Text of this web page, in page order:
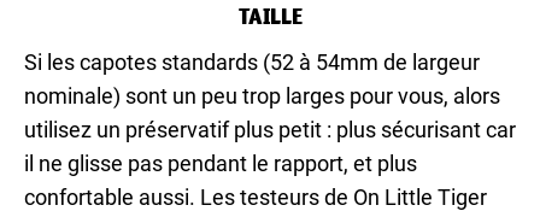
TAILLE
Si les capotes standards (52 à 54mm de largeur
nominale) sont un peu trop larges pour vous, alors
utilisez un préservatif plus petit : plus sécurisant car
il ne glisse pas pendant le rapport, et plus
confortable aussi. Les testeurs de On Little Tiger